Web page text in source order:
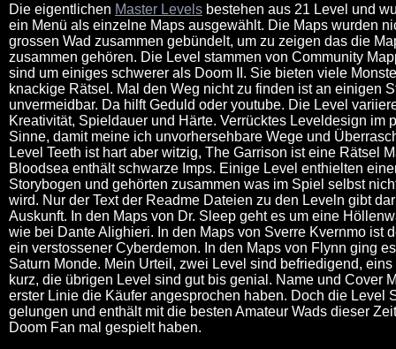
Die eigentlichen Master Levels bestehen aus 21 Level und
ein Menü als einzelne Maps ausgewählt. Die Maps wurden
grossen Wad zusammen gebündelt, um zu zeigen das die
zusammen gehören. Die Level stammen von Community
sind um einiges schwerer als Doom II. Sie bieten viele
knackige Rätsel. Mal den Weg nicht zu finden ist an einigen
unvermeidbar. Da hilft Geduld oder youtube. Die Level
Kreativität, Spieldauer und Härte. Verrücktes Leveldesign im
Sinne, damit meine ich unvorhersehbare Wege und
Level Teeth ist hart aber witzig, The Garrison ist eine Rätsel
Bloodsea enthält schwarze Imps. Einige Level enthielten
Storybogen und gehörten zusammen was im Spiel selbst
wird. Nur der Text der Readme Dateien zu den Leveln gibt
Auskunft. In den Maps von Dr. Sleep geht es um eine
wie bei Dante Alighieri. In den Maps von Sverre Kvernmo ist
ein verstossener Cyberdemon. In den Maps von Flynn ging
Saturn Monde. Mein Urteil, zwei Level sind befriedigend,
kurz, die übrigen Level sind gut bis genial. Name und Cover
erster Linie die Käufer angesprochen haben. Doch die Level
gelungen und enthält mit die besten Amateur Wads dieser
Doom Fan mal gespielt haben.